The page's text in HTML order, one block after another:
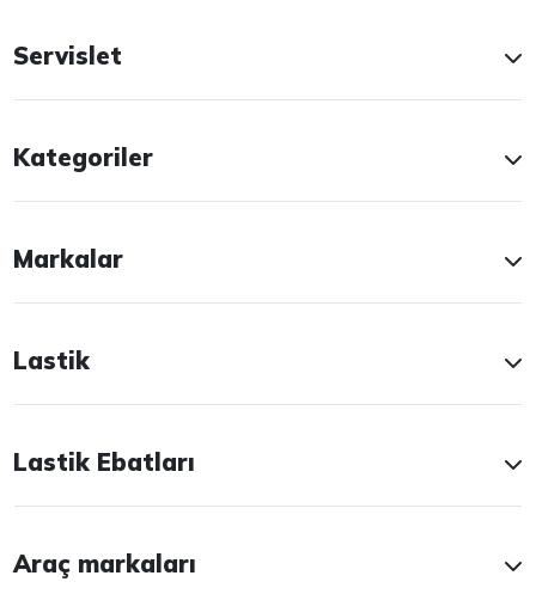
Servislet
Kategoriler
Markalar
Lastik
Lastik Ebatları
Araç markaları